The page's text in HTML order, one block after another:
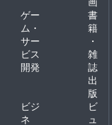
ゲー
ム・
サー
ビス
開発
書
籍
・
雑
誌
出
版
ビジ
ネ
ビ
ュ